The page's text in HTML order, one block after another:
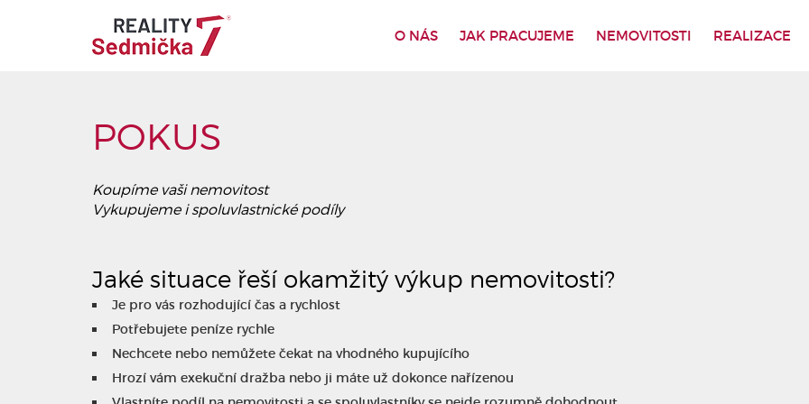
O NÁS JAK PRACUJEME NEMOVITOSTI REALIZACE
POKUS
Koupíme vaši nemovitost
Vykupujeme i spoluvlastnické podíly
Jaké situace řeší okamžitý výkup nemovitosti?
Je pro vás rozhodující čas a rychlost
Potřebujete peníze rychle
Nechcete nebo nemůžete čekat na vhodného kupujícího
Hrozí vám exekuční dražba nebo ji máte už dokonce nařízenou